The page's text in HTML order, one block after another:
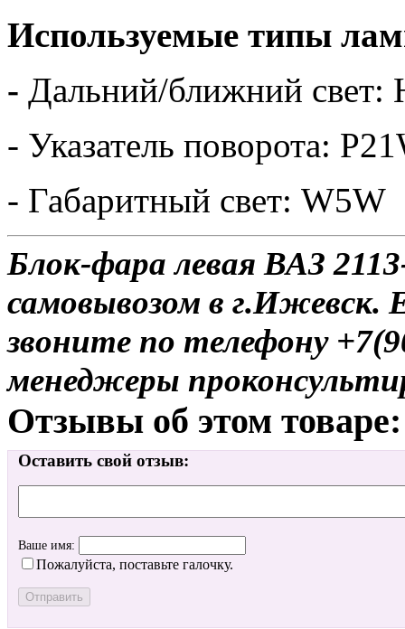
Используемые типы
- Дальний/ближний свет:
- Указатель поворота:
- Габаритный свет: W5W
Блок-фара левая ВАЗ
самовывозом в г.Ижевск.
звоните по телефону
менеджеры
Отзывы об этом товаре:
Оставить свой отзыв:
Ваше имя:
Пожалуйста, поставьте галочку.